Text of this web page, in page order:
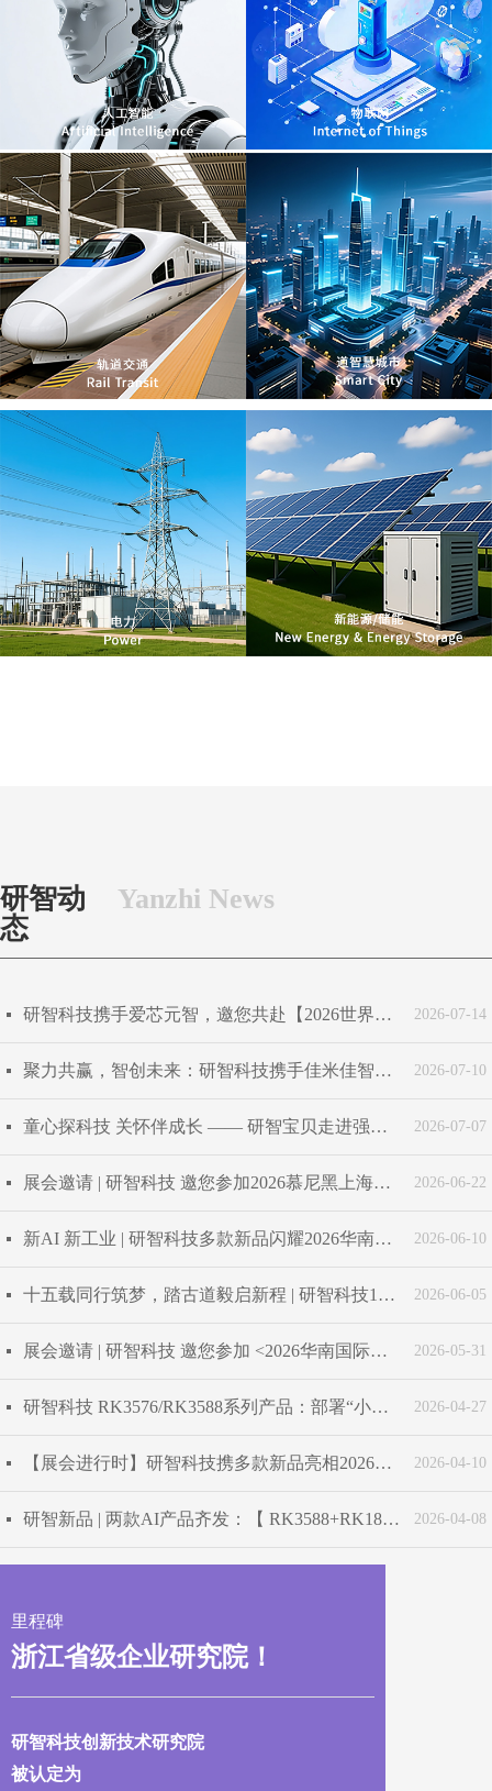
研智动
态
Yanzhi News
2026-07-14
넷 研智科技携手爱芯元智，邀您共赴【2026世界人工智能大会】
2026-07-10
넷 聚力共赢，智创未来：研智科技携手佳米佳智能，开启战略合作新篇章
2026-07-07
넷 童心探科技 关怀伴成长 —— 研智宝贝走进强脑科技专属研学活动圆满举行
2026-06-22
넷 展会邀请 | 研智科技 邀您参加2026慕尼黑上海电子展
2026-06-10
넷 新AI 新工业 | 研智科技多款新品闪耀2026华南国际工业博览会
2026-06-05
넷 十五载同行筑梦，踏古道毅启新程 | 研智科技15周年庆 • 徽杭古道徒步毅行
2026-05-31
넷 展会邀请 | 研智科技 邀您参加 <2026华南国际工业博览会>
2026-04-27
넷 研智科技 RK3576/RK3588系列产品：部署“小龙虾” OpenClaw，化身多场景“自主决策”AI利器
2026-04-10
넷 【展会进行时】研智科技携多款新品亮相2026厦门工业博览会
2026-04-08
넷 研智新品 | 两款AI产品齐发：【 RK3588+RK182X 】端侧AI大模型全能底座，助力实现视觉、语言、音频多维AI智能
里程碑
浙江省级企业研究院！
研智科技创新技术研究院
被认定为